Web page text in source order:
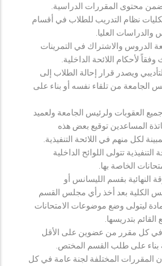
محتوى المقررات الدراسية.
نظام التدريب للطلاب في أقسام
والدراسات العليا.
الدروس والاشتراك في التمرينات
لأحكام اللائحة الداخلية.
ويصدر قرار إحالة الطلاب إلى
الجامعة من تلقاء نفسه أو بناء على
العقوبات ولرئيس الجامعة ولعميد
المساعدين توقيع بعض هذه
لكل منهم في اللائحة التنفيذية.
تتولى اللوائح الداخلية
الخاصة بها.
النهائية بقسم الليسانس أو
الكلية بعد أخذ رأي مجلس القسم
ليتولى وضع موضوعات الامتحانات
بتدريسها.
في كل مقرر من عضوين على الأقل
بناء على طلب القسم المختص.
المقررات المختلفة لجنة عامة في كل